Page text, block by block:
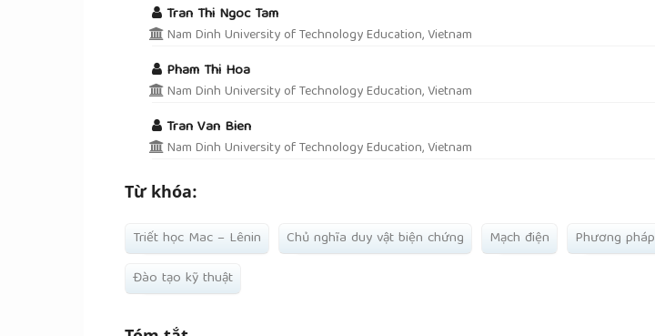
Tran Thi Ngoc Tam
Nam Dinh University of Technology Education, Vietnam
Pham Thi Hoa
Nam Dinh University of Technology Education, Vietnam
Tran Van Bien
Nam Dinh University of Technology Education, Vietnam
Từ khóa:
Triết học Mac – Lênin Chủ nghĩa duy vật biện chứng Mạch điện
Phương
Đào tạo kỹ thuật